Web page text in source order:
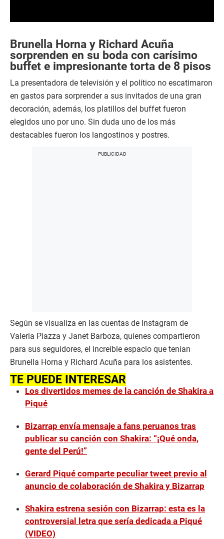
e
c
o
n
s
f
0
s
e
o
Brunella Horna y Richard Acuña
sorprenden en su boda con carísimo
buffet e impresionante torta de 8 pisos
La presentadora de televisión y el político no escatimaron
en gastos para sorprender a sus invitados de una gran
decoración, además, los platillos del buffet fueron
elegidos uno por uno. Sin duda uno de los más
destacables fueron los langostinos y postres.
Según se visualiza en las cuentas de Instagram de
Valeria Piazza y Janet Barboza, quienes compartieron
para sus seguidores, el increíble espacio que tenían
Brunella Horna y Richard Acuña para los asistentes.
TE PUEDE INTERESAR
Los divertidos memes de la canción de Shakira a
Piqué
Bizarrap envía mensaje a fans peruanos tras
publicar su canción con Shakira: “¡Qué onda,
gente del Perú!”
Gerard Piqué comparte peculiar tweet previo al
anuncio de colaboración de Shakira y Bizarrap
Shakira estrena sesión con Bizarrap: esta es la
controversial letra que sería dedicada a Piqué
(VIDEO)